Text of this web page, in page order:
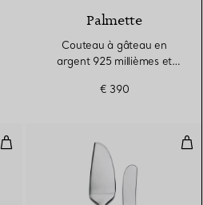
Palmette
Couteau à gâteau en
argent 925 millièmes et
€ 390
Boîte Medium en porcelaine